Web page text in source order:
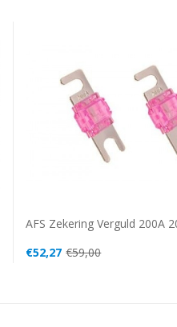
AFS Zekering Verguld 200A
€52,27 €59,00